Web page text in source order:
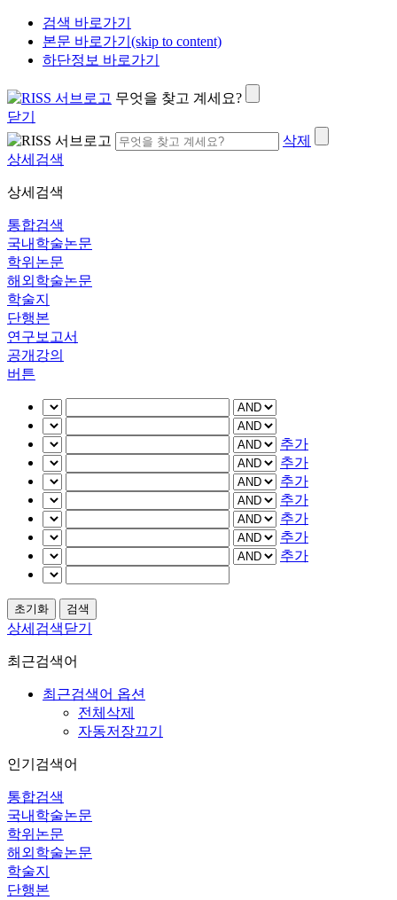
검색 바로가기
본문 바로가기(skip to content)
하단정보 바로가기
무엇을 찾고 계세요?
닫기
삭제
상세검색
상세검색
통합검색
국내학술논문
학위논문
해외학술논문
학술지
단행본
연구보고서
공개강의
버튼
추가
추가
추가
추가
추가
추가
추가
상세검색닫기
최근검색어
최근검색어 옵션
전체삭제
자동저장끄기
인기검색어
통합검색
국내학술논문
학위논문
해외학술논문
학술지
단행본